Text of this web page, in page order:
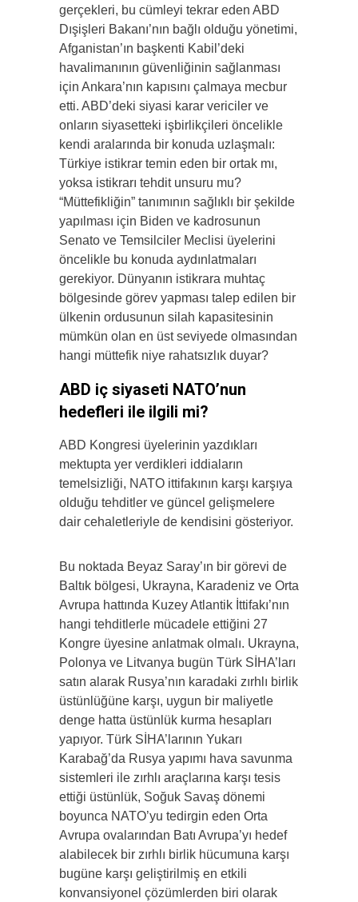
gerçekleri, bu cümleyi tekrar eden ABD
Dışişleri Bakanı’nın bağlı olduğu yönetimi,
Afganistan’ın başkenti Kabil’deki
havalimanının güvenliğinin sağlanması
için Ankara’nın kapısını çalmaya mecbur
etti. ABD’deki siyasi karar vericiler ve
onların siyasetteki işbirlikçileri öncelikle
kendi aralarında bir konuda uzlaşmalı:
Türkiye istikrar temin eden bir ortak mı,
yoksa istikrarı tehdit unsuru mu?
“Müttefikliğin” tanımının sağlıklı bir şekilde
yapılması için Biden ve kadrosunun
Senato ve Temsilciler Meclisi üyelerini
öncelikle bu konuda aydınlatmaları
gerekiyor. Dünyanın istikrara muhtaç
bölgesinde görev yapması talep edilen bir
ülkenin ordusunun silah kapasitesinin
mümkün olan en üst seviyede olmasından
hangi müttefik niye rahatsızlık duyar?
ABD iç siyaseti NATO’nun
hedefleri ile ilgili mi?
ABD Kongresi üyelerinin yazdıkları
mektupta yer verdikleri iddiaların
temelsizliği, NATO ittifakının karşı karşıya
olduğu tehditler ve güncel gelişmelere
dair cehaletleriyle de kendisini gösteriyor.
Bu noktada Beyaz Saray’ın bir görevi de
Baltık bölgesi, Ukrayna, Karadeniz ve Orta
Avrupa hattında Kuzey Atlantik İttifakı’nın
hangi tehditlerle mücadele ettiğini 27
Kongre üyesine anlatmak olmalı. Ukrayna,
Polonya ve Litvanya bugün Türk SİHA’ları
satın alarak Rusya’nın karadaki zırhlı birlik
üstünlüğüne karşı, uygun bir maliyetle
denge hatta üstünlük kurma hesapları
yapıyor. Türk SİHA’larının Yukarı
Karabağ’da Rusya yapımı hava savunma
sistemleri ile zırhlı araçlarına karşı tesis
ettiği üstünlük, Soğuk Savaş dönemi
boyunca NATO’yu tedirgin eden Orta
Avrupa ovalarından Batı Avrupa’yı hedef
alabilecek bir zırhlı birlik hücumuna karşı
bugüne karşı geliştirilmiş en etkili
konvansiyonel çözümlerden biri olarak